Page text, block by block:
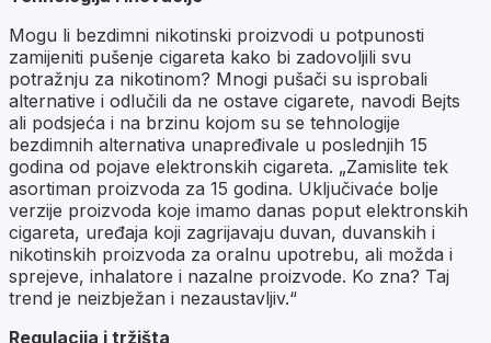
Mogu li bezdimni nikotinski proizvodi u potpunosti
zamijeniti pušenje cigareta kako bi zadovoljili svu
potražnju za nikotinom? Mnogi pušači su isprobali
alternative i odlučili da ne ostave cigarete, navodi Bejts
ali podsjeća i na brzinu kojom su se tehnologije
bezdimnih alternativa unapređivale u poslednjih 15
godina od pojave elektronskih cigareta. „Zamislite tek
asortiman proizvoda za 15 godina. Uključivaće bolje
verzije proizvoda koje imamo danas poput elektronskih
cigareta, uređaja koji zagrijavaju duvan, duvanskih i
nikotinskih proizvoda za oralnu upotrebu, ali možda i
sprejeve, inhalatore i nazalne proizvode. Ko zna? Taj
trend je neizbježan i nezaustavljiv.“
Regulacija i tržišta